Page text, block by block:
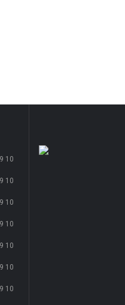
10
10
10
10
10
10
10